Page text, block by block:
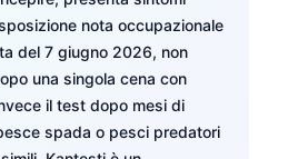
nota occupazionale
del 7 giugno 2026, non
una singola cena con
il test dopo mesi di
spada o pesci predatori